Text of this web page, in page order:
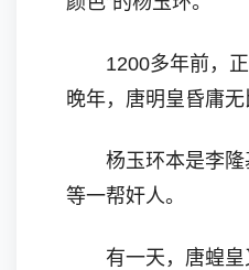
1200多年前，正
晚年，唐明皇昏庸
杨玉环本是李隆基
等一帮奸人。
有一天，唐蝗皇又